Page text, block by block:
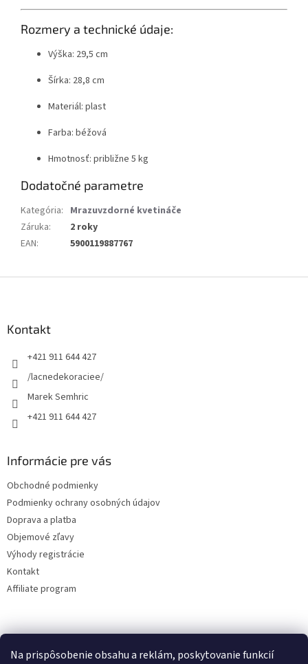
Na prispôsobenie obsahu a reklám, poskytovanie funkcií
Rozmery a technické údaje:
Výška: 29,5 cm
Šírka: 28,8 cm
Materiál: plast
Farba: béžová
Hmotnosť: približne 5 kg
Dodatočné parametre
Kategória: Mrazuvzdorné kvetináče
Záruka:
2 roky
EAN: 5900119887767
Kontakt
+421 911 644 427
/lacnedekoraciee/
Marek Semhric
+421 911 644 427
Informácie pre vás
Obchodné podmienky
Podmienky ochrany osobných údajov
Doprava a platba
Objemové zľavy
Výhody registrácie
Kontakt
Affiliate program